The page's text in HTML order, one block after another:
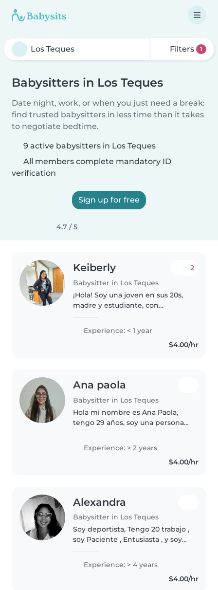
Filters 1
Babysitters in Los Teques
Date night, work, or when you just need a break:
find trusted babysitters in less time than it takes
to negotiate bedtime.
9 active babysitters in Los Teques
All members complete mandatory ID
verification
Sign up for free
4.7 / 5
Keiberly
Babysitter in Los Teques
2
¡Hola! Soy una joven en sus 20s,
madre y estudiante, con
bebés, niños en edad preescolar
y en edad de ir a la escuela. Me
encanta dibujar, leer cuentos,..
Experience: < 1 year
$4.00/hr
Ana paola
Babysitter in Los Teques
Hola mi nombre es Ana Paola,
tengo 29 años, soy una persona
niños, tengo 2 pequeños de
edad escolar, y se y entiendo
Experience: > 2 years
$4.00/hr
Alexandra
Babysitter in Los Teques
Soy deportista, Tengo 20 trabajo ,
soy Paciente , Entusiasta , y soy
Experience: > 4 years
$4.00/hr